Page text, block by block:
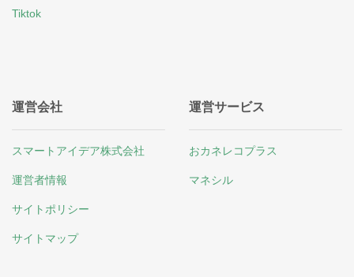
Tiktok
運営会社
スマートアイデア株式会社
運営者情報
サイトポリシー
サイトマップ
運営サービス
おカネレコプラス
マネシル